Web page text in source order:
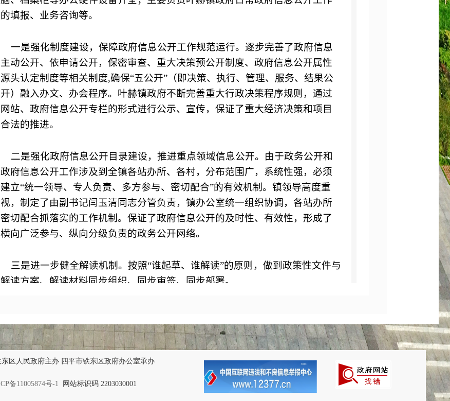
的填报、业务咨询等。
一是强化制度建设，保障政府信息公开工作规范运行。逐步完善了政府信息
主动公开、依申请公开，保密审查、重大决策预公开制度、政府信息公开属性
源头认定制度等相关制度,确保“五公开”（即决策、执行、管理、服务、结果公
开）融入办文、办会程序。叶赫镇政府不断完善重大行政决策程序规则，通过
网站、政府信息公开专栏的形式进行公示、宣传，保证了重大经济决策和项目
合法的推进。
二是强化政府信息公开目录建设，推进重点领域信息公开。由于政务公开和
政府信息公开工作涉及到全镇各站办所、各村，分布范围广，系统性强，必须
建立“统一领导、专人负责、多方参与、密切配合”的有效机制。镇领导高度重
视，制定了由副书记闫玉清同志分管负责，镇办公室统一组织协调，各站办所
密切配合抓落实的工作机制。保证了政府信息公开的及时性、有效性，形成了
横向广泛参与、纵向分级负责的政务公开网络。
三是进一步健全解读机制。按照“谁起草、谁解读”的原则，做到政策性文件与
解读方案、解读材料同步组织、同步审签、同步部署。
2018年，叶赫镇政府在主动公开方面，截止到2018年12月31日，叶赫镇政府
通过政府信息公开专栏主动发布政府信息
条，年度报告1条，政务公开依据
条，依申请公开0条。政府信息公开工作的